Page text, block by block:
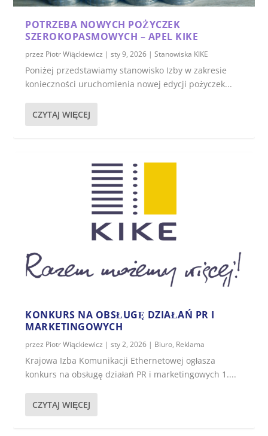
POTRZEBA NOWYCH POŻYCZEK
SZEROKOPASMOWYCH – APEL KIKE
przez Piotr Wiąckiewicz |sty 9, 2026 |Stanowiska KIKE
Poniżej przedstawiamy stanowisko Izby w zakresie
konieczności uruchomienia nowej edycji pożyczek...
CZYTAJ WIĘCEJ
KONKURS NA OBSŁUGĘ DZIAŁAŃ PR I
MARKETINGOWYCH
przez Piotr Wiąckiewicz |sty 2, 2026 | Biuro, Reklama
Krajowa Izba Komunikacji Ethernetowej ogłasza
konkurs na obsługę działań PR i marketingowych 1....
CZYTAJ WIĘCEJ